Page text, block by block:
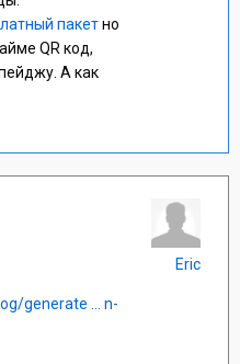
пакетно
QR код,
А как
generate ... n-
Eric